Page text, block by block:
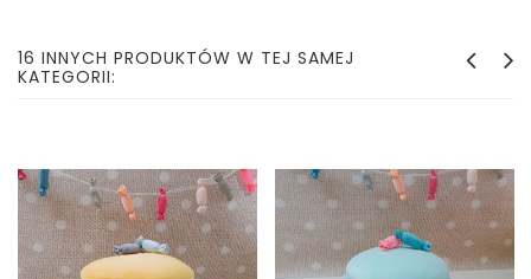
16 INNYCH PRODUKTÓW W TEJ SAMEJ
KATEGORII: